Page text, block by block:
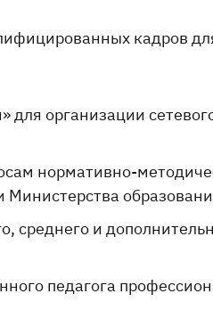
кадров
организации
нормативно-
среднего и
педагога